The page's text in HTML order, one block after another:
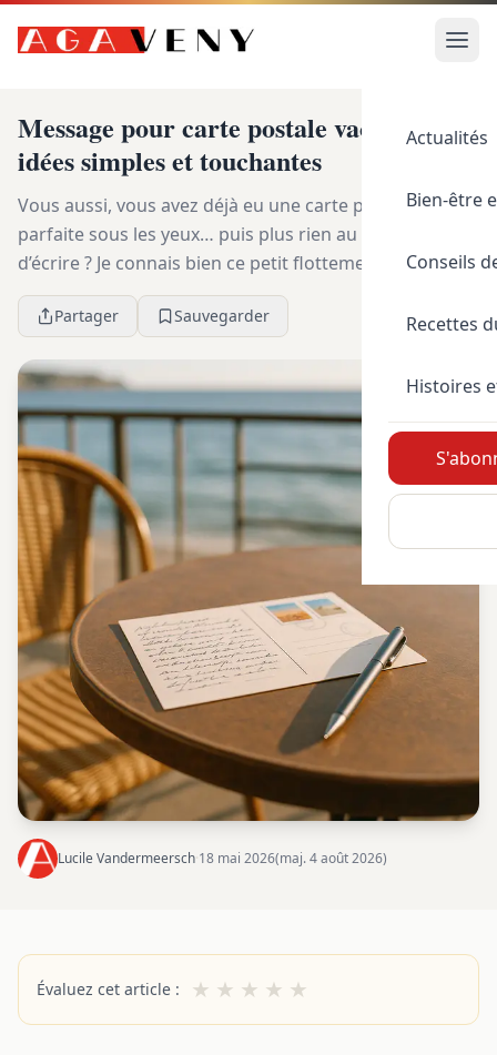
Actualités
Bien-être
Conseils
Recettes
Histoires
Message pour carte postale vacances :
idées simples et touchantes
Vous aussi, vous avez déjà eu une carte postale
parfaite sous les yeux… puis plus rien au moment
d’écrire ? Je connais bien ce petit flottement : la mer est
là, le café refroidit, le timbre attend, et...
Partager Sauvegarder
Lucile Vandermeersch·18 mai 2026(maj. 4 août 2026)
Évaluez cet article : ★ ★ ★ ★ ★